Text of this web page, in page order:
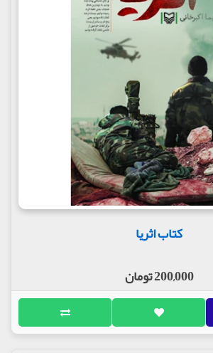
کتاب اثریا
200,000 تومان